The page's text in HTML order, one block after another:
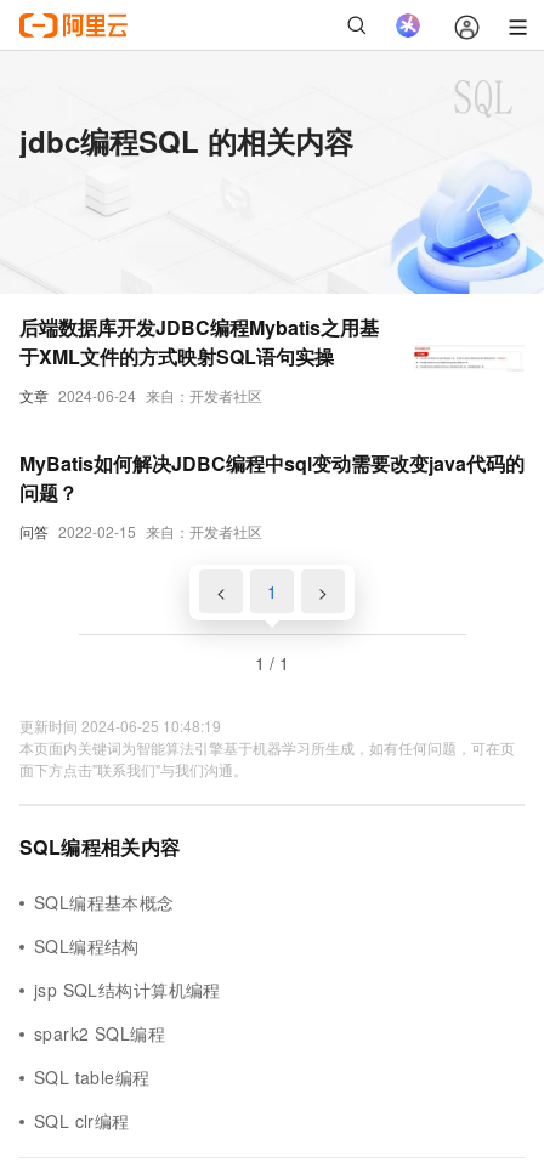
jdbc编程SQL 的相关内容
文章 2024-06-24 来自：开发者社区
后端数据库开发JDBC编程Mybatis之用基
于XML文件的方式映射SQL语句实操
问答 2022-02-15 来自：开发者社区
MyBatis如何解决JDBC编程中sql变动需要改变java代码的
问题？
< 1 >
1 / 1
更新时间 2024-06-25 10:48:19
本页面内关键词为智能算法引擎基于机器学习所生成，如有任何问题，可在页
面下方点击"联系我们"与我们沟通。
SQL编程相关内容
SQL编程基本概念
SQL编程结构
jsp SQL结构计算机编程
spark2 SQL编程
SQL table编程
SQL clr编程